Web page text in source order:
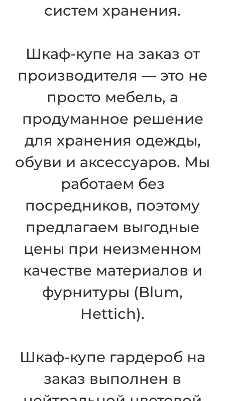
систем хранения.
Шкаф-купе на заказ от
производителя — это не
просто мебель, а
продуманное решение
для хранения одежды,
обуви и аксессуаров. Мы
работаем без
посредников, поэтому
предлагаем выгодные
цены при неизменном
качестве материалов и
фурнитуры (Blum,
Hettich).
Шкаф-купе гардероб на
заказ выполнен в